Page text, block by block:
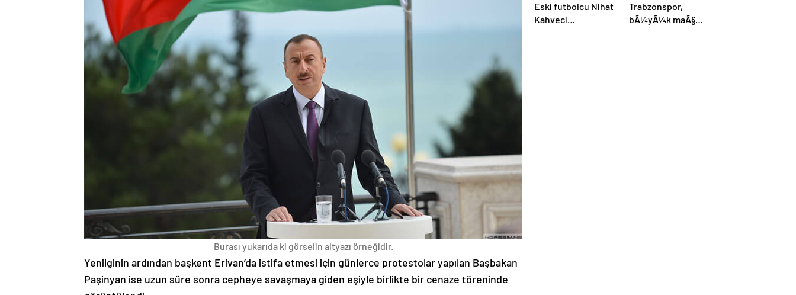
Burası yukarıda ki görselin altyazı örneğidir.
Yenilginin ardından başkent Erivan’da istifa etmesi için günlerce protestolar yapılan Başbakan
Paşinyan ise uzun süre sonra cepheye savaşmaya giden eşiyle birlikte bir cenaze töreninde
Eski futbolcu Nihat
Kahveci
Trabzonspor,
bÃ¼yÃ¼k maÃ§